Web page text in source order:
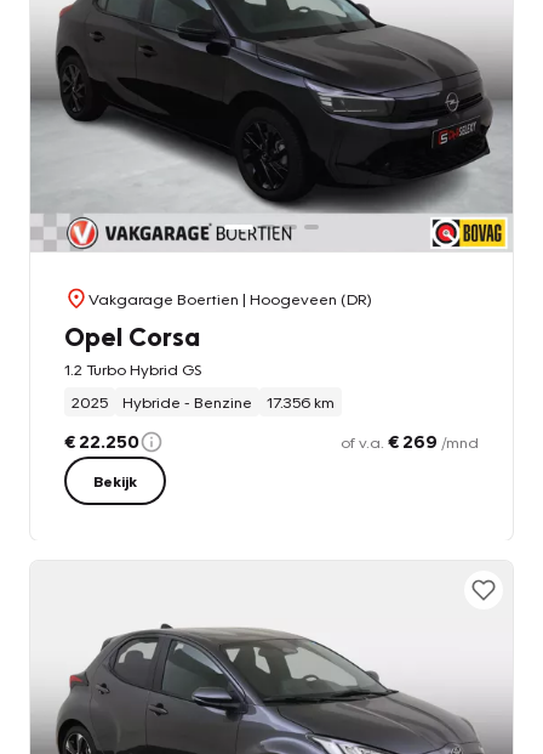
Vakgarage Boertien | Hoogeveen (DR)
Opel Corsa
1.2 Turbo Hybrid GS
2025
Hybride - Benzine 17.356 km
€ 22.250 of v.a. € 269 /mnd
Bekijk